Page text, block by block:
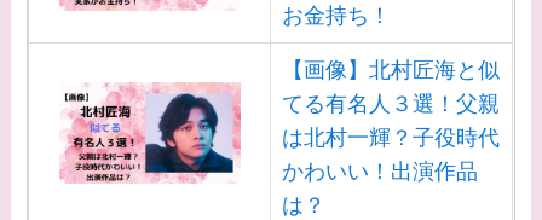
お金持ち！
【画像】北村匠海と似
てる有名人３選！父親
は北村一輝？子役時代
かわいい！出演作品
は？